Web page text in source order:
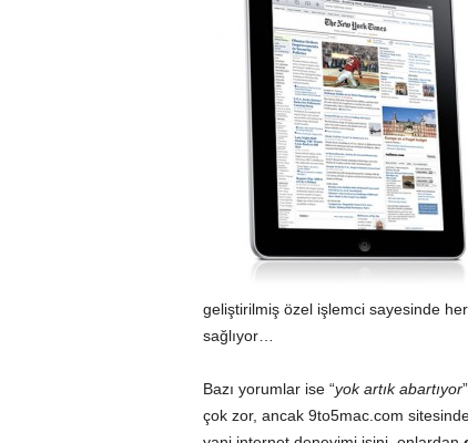
geliştirilmiş özel işlemci sayesinde
sağlıyor…
Bazı yorumlar ise “yok artık abartıyor
çok zor, ancak 9to5mac.com